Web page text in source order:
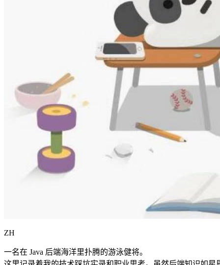
ZH
一名在 Java 后端海洋里扑腾的游泳健将。